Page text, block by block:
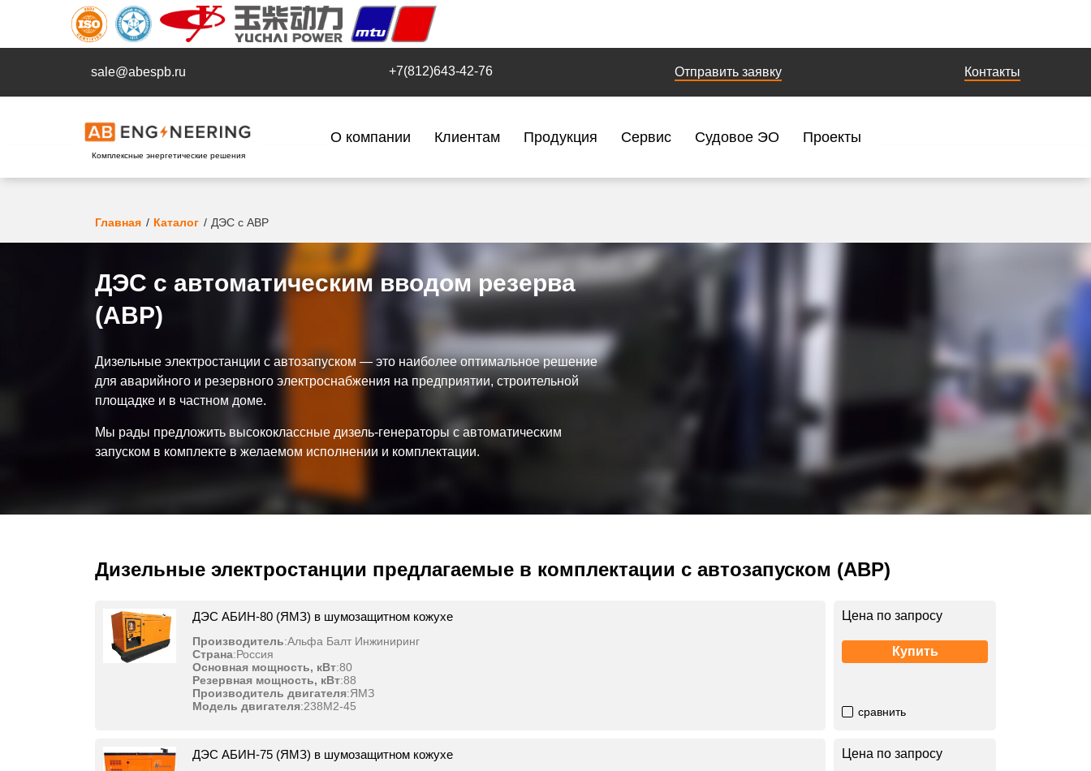
sale@abespb.ru +7(812)643-42-76 Отправить заявку Контакты
Комплексные энергетические решения
О компании Клиентам Продукция Сервис Судовое ЭО Проекты
Главная Каталог ДЭС с АВР
ДЭС с автоматическим вводом резерва
(АВР)
Дизельные электростанции с автозапуском — это наиболее оптимальное решение
для аварийного и резервного электроснабжения на предприятии, строительной
площадке и в частном доме.
Мы рады предложить высококлассные дизель-генераторы с автоматическим
запуском в комплекте в желаемом исполнении и комплектации.
Дизельные электростанции предлагаемые в комплектации с автозапуском (АВР)
ДЭС АБИН-80 (ЯМЗ) в шумозащитном кожухе
Производитель:Альфа Балт Инжиниринг
Страна:Россия
Основная мощность, кВт:80
Резервная мощность, кВт:88
Производитель двигателя:ЯМЗ
Модель двигателя:238М2-45
Цена по запросу
Купить
сравнить
ДЭС АБИН-75 (ЯМЗ) в шумозащитном кожухе Цена по запросу